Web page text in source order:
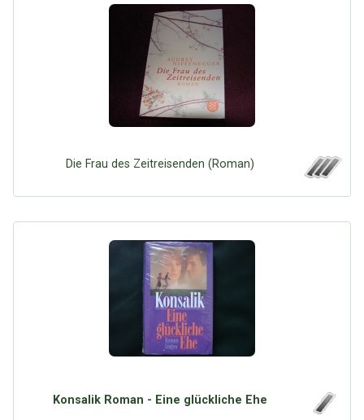
Die Frau des Zeitreisenden (Roman)
Konsalik Roman - Eine glückliche Ehe